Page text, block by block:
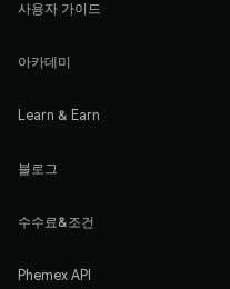
사용자 가이드
아카데미
Learn & Earn
블로그
수수료&조건
Phemex API